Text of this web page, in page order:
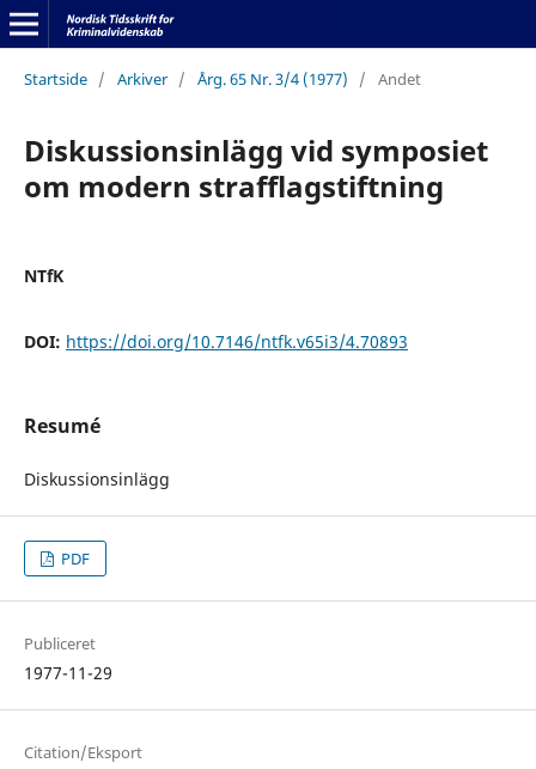
Startside / Arkiver / Årg. 65 Nr. 3/4 (1977) / Andet
Diskussionsinlägg vid symposiet
om modern strafflagstiftning
NTfK
DOI: https://doi.org/10.7146/ntfk.v65i3/4.70893
Resumé
Diskussionsinlägg
PDF
Publiceret
1977-11-29
Citation/Eksport